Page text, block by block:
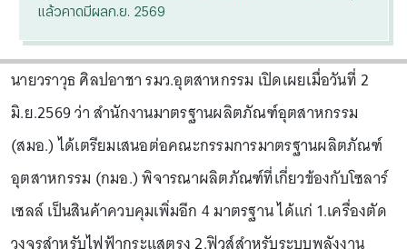
แล้วคาดมีผลก.ย. 2569
นายวราวุธ ศิลปอาชา รมว.อุตสาหกรรม เปิดเผยเมื่อวันที่ 2
มิ.ย.2569 ว่า สำนักงานมาตรฐานผลิตภัณฑ์อุตสาหกรรม
(สมอ.) ได้เตรียมเสนอต่อคณะกรรมการมาตรฐานผลิตภัณฑ์
อุตสาหกรรม (กมอ.) พิจารณาผลิตภัณฑ์ที่เกี่ยวข้องกับโซลาร์
เซลล์ เป็นสินค้าควบคุมเพิ่มอีก 4 มาตรฐาน ได้แก่ 1.เครื่องตัด
วงจรสำหรับไฟฟ้ากระแสตรง 2.ฟิวส์สำหรับระบบพลังงาน